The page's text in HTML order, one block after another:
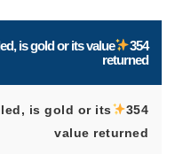
354
is gold or its value
returned
354
is gold or its
value returned